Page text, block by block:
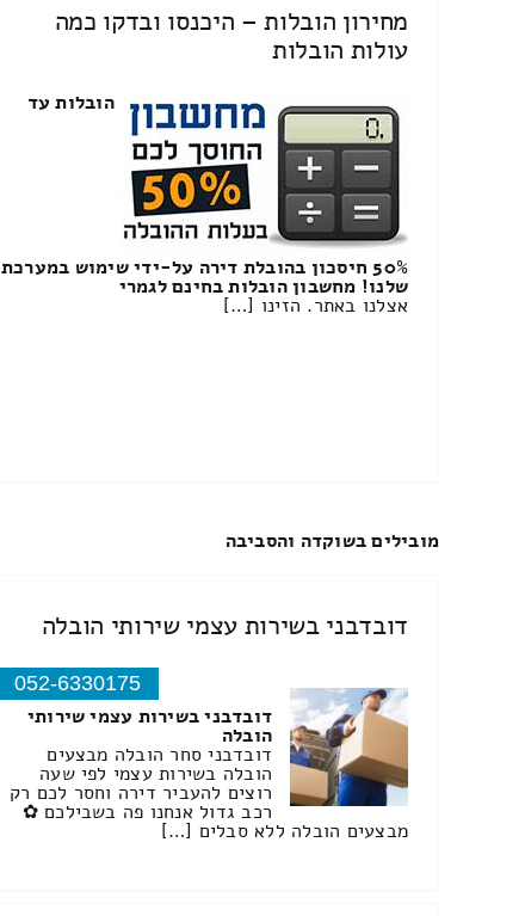
מחירון הובלות – היכנסו ובדקו כמה
עולות הובלות
הובלות עד
50% חיסכון בהובלת דירה על-ידי שימוש במערכת
שלנו! מחשבון הובלות בחינם לגמרי
אצלנו באתר. הזינו […]
מובילים בשוקדה והסביבה
דובדבני בשירות עצמי שירותי הובלה
052-6330175
דובדבני בשירות עצמי שירותי
הובלה
דובדבני סחר הובלה מבצעים
הובלה בשירות עצמי לפי שעה
רוצים להעביר דירה וחסר לכם רק
רכב גדול אנחנו פה בשבילכם ✿
מבצעים הובלה ללא סבלים […]